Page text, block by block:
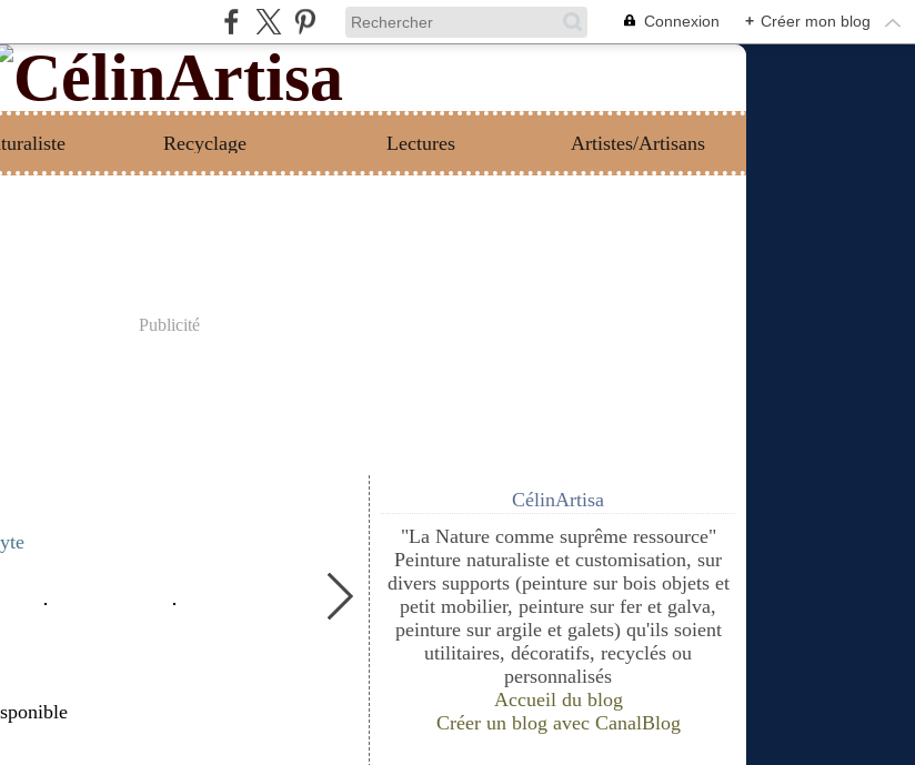
Connexion + Créer mon blog
Recyclage Lectures Artistes/Artisans
Publicité
CélinArtisa
"La Nature comme suprême ressource"
Peinture naturaliste et customisation, sur
divers supports (peinture sur bois objets et
petit mobilier, peinture sur fer et galva,
peinture sur argile et galets) qu'ils soient
utilitaires, décoratifs, recyclés ou
personnalisés
Accueil du blog
Créer un blog avec CanalBlog